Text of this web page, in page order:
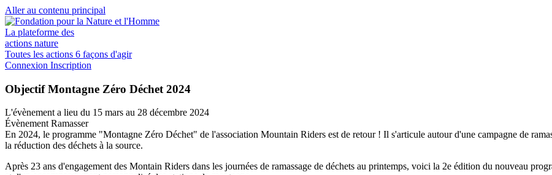
Aller au contenu principal
La plateforme des
actions nature
Toutes les actions 6 façons d'agir
Connexion Inscription
Objectif Montagne Zéro Déchet 2024
L'évènement a lieu du 15 mars au 28 décembre 2024
Évènement Ramasser
En 2024, le programme "Montagne Zéro Déchet" de l'association Mountain Riders est de retour ! Il s'articule autour d'une campagne de
la réduction des déchets à la source.
Après 23 ans d'engagement des Montain Riders dans les journées de ramassage de déchets au printemps, voici la 2e édition du nouveau